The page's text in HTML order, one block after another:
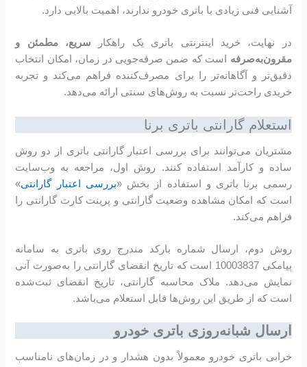
آشنایی فنی زیادی با باتری خودرو ندارند، اهمیت بالایی دارد.
در نهایت، خرید اینترنتی باتری یک راهکار سریع، مطمئن و
مقرون‌به‌صرفه است که ضمن صرفه‌جویی در زمان، امکان انتخاب
دقیق‌تر و آگاهانه‌تر را برای مصرف‌کننده فراهم می‌کند و تجربه
خریدی راحت‌تر نسبت به روش‌های سنتی ارائه می‌دهد.
استعلام گارانتی باتری برنا
مشتریان می‌توانند برای بررسی اعتبار گارانتی باتری از دو روش
ساده و کارآمد استفاده کنند. روش اول، مراجعه به وب‌سایت
رسمی برنا باتری و استفاده از بخش «بررسی اعتبار گارانتی»
است که امکان مشاهده وضعیت گارانتی و پرینت کارت گارانتی را
فراهم می‌کند.
روش دوم، ارسال شماره بارکد مندرج روی باتری به سامانه
پیامکی 10003837 است که تاریخ انقضای گارانتی را به‌صورت آنی
نمایش می‌دهد. ملاک محاسبه گارانتی، تاریخ انقضای ثبت‌شده
است که از طریق این روش‌ها قابل استعلام می‌باشد.
ارسال شبانه‌روزی باتری خودرو
خرابی باتری خودرو معمولاً بدون هشدار و در زمان‌های نامناسب